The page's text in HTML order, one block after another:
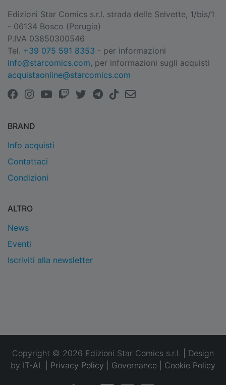
Edizioni Star Comics s.r.l. strada delle Selvette, 1/bis/1
- 06134 Bosco (Perugia)
P.IVA 03850300546
Tel. +39 075 591 8353 - per informazioni
info@starcomics.com, per informazioni sugli acquisti
acquistaonline@starcomics.com
BRAND
Info acquisti
Contattaci
Condizioni
ALTRO
News
Eventi
Iscriviti alla newsletter
Copyright © 2026 Edizioni Star Comics s.r.l. | Design
by IT-AL Privacy Policy Governance Cookie Policy